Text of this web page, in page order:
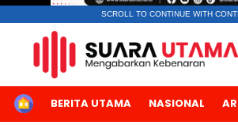
SCROLL TO CONTINUE WITH
HOMEBERITA UTAMA NASIONAL